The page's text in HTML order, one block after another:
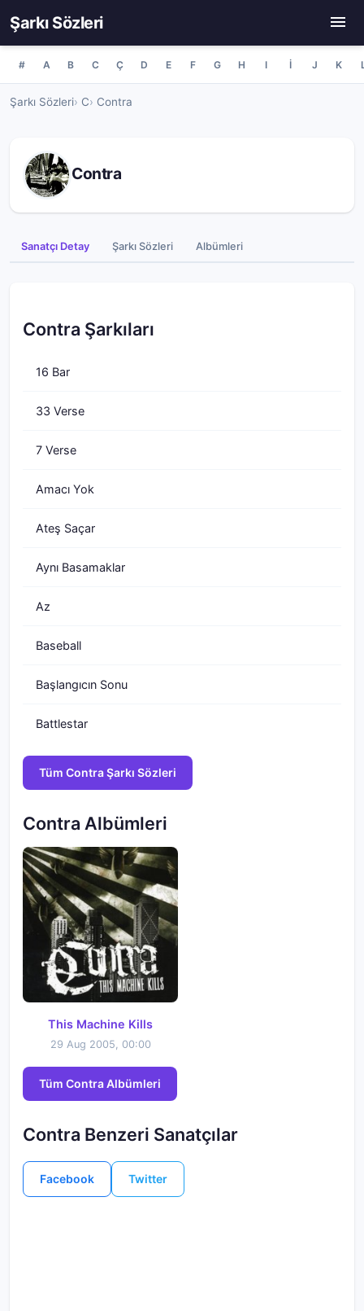
Şarkı Sözleri
# A B C Ç D E F G H I İ J K
Şarkı Sözleri C Contra
Contra
Sanatçı Detay Şarkı Sözleri Albümleri
Contra Şarkıları
16 Bar
33 Verse
7 Verse
Amacı Yok
Ateş Saçar
Aynı Basamaklar
Az
Baseball
Başlangıcın Sonu
Battlestar
Tüm Contra Şarkı Sözleri
Contra Albümleri
This Machine Kills
29 Aug 2005, 00:00
Tüm Contra Albümleri
Contra Benzeri Sanatçılar
Facebook Twitter